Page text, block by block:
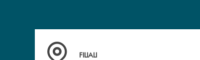
Trova la filiale più vicina a te
FILIALI